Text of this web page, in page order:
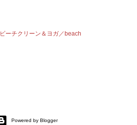
ビーチクリーン＆ヨガ／beach
Powered by Blogger